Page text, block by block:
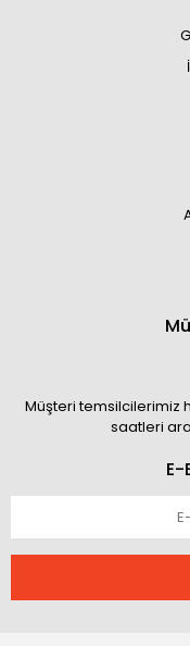
Müşteri temsilcilerimiz
saatleri